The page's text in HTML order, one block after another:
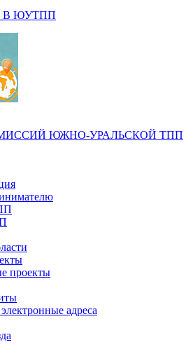
В ЮУТПП
ЮЖНО-УРАЛЬСКОЙ ТПП
проекты
адреса